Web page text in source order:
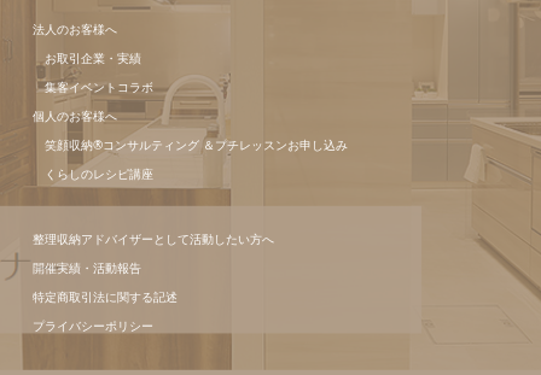
法人のお客様へ
お取引企業・実績
集客イベントコラボ
個人のお客様へ
笑顔収納®コンサルティング ＆プチレッスンお申し込み
くらしのレシピ講座
整理収納アドバイザーとして活動したい方へ
開催実績・活動報告
特定商取引法に関する記述
プライバシーポリシー